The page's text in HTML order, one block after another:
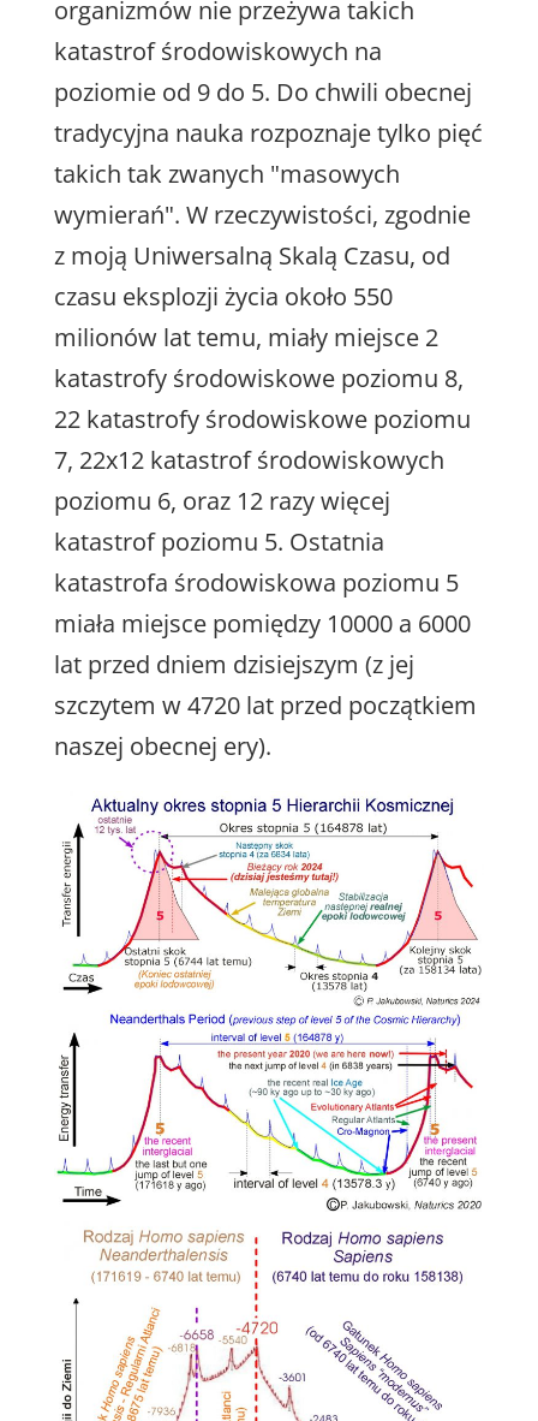
organizmów nie przeżywa takich
katastrof środowiskowych na
poziomie od 9 do 5. Do chwili obecnej
tradycyjna nauka rozpoznaje tylko pięć
takich tak zwanych "masowych
wymierań". W rzeczywistości, zgodnie
z moją Uniwersalną Skalą Czasu, od
czasu eksplozji życia około 550
milionów lat temu, miały miejsce 2
katastrofy środowiskowe poziomu 8,
22 katastrofy środowiskowe poziomu
7, 22x12 katastrof środowiskowych
poziomu 6, oraz 12 razy więcej
katastrof poziomu 5. Ostatnia
katastrofa środowiskowa poziomu 5
miała miejsce pomiędzy 10000 a 6000
lat przed dniem dzisiejszym (z jej
szczytem w 4720 lat przed początkiem
naszej obecnej ery).